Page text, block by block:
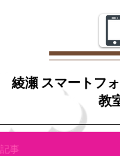
綾瀬 スマートフ
教
記事